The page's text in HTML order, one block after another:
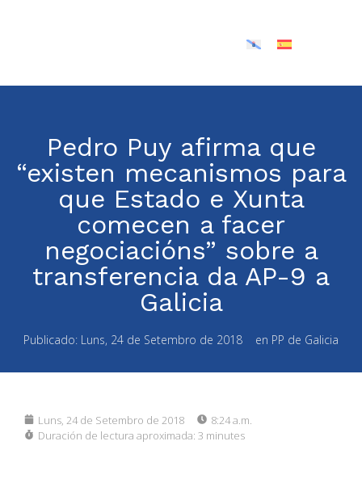
Pedro Puy afirma que
“existen mecanismos para
que Estado e Xunta
comecen a facer
negociacións” sobre a
transferencia da AP-9 a
Galicia
Publicado: Luns, 24 de Setembro de 2018 en PP de Galicia
Luns, 24 de Setembro de 2018
8:24 a.m.
Duración de lectura aproximada: 3 minutes